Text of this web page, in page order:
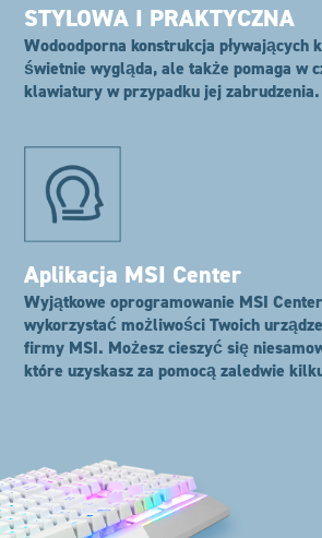
STYLOWA I PRAKTYCZNA
Wodoodporna konstrukcja pływających
świetnie wygląda, ale także pomaga w
klawiatury w przypadku jej zabrudzenia.
Aplikacja MSI Center
Wyjątkowe oprogramowanie MSI
wykorzystać możliwości Twoich
firmy MSI. Możesz cieszyć się
które uzyskasz za pomocą zaledwie